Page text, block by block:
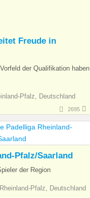
Freude in
der Qualifikation haben
Pfalz, Deutschland
2695
Pfalz/Saarland
der Region
Pfalz, Deutschland